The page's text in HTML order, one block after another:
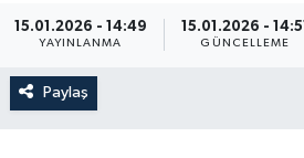
15.01.2026 - 14:49
YAYINLANMA
15.01.2026 - 14:51
GÜNCELLEME
Paylaş
Son Dakika Haberleri
Haber Arşivi